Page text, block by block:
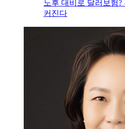
노후 대비로 달러보험
커진다